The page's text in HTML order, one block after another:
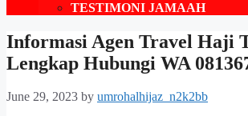
TESTIMONI JAMAAH
Informasi Agen Travel Haji
Lengkap Hubungi WA
June 29, 2023 by umrohalhijaz_n2k2bb